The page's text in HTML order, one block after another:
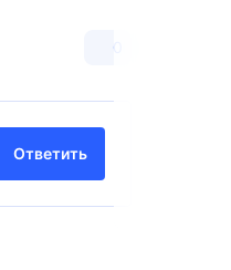
0
Ответить